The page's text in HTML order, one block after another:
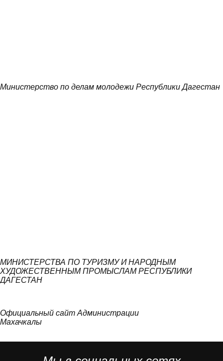
Министерство по делам молодежи Республики Дагестан
МИНИСТЕРСТВА ПО ТУРИЗМУ И НАРОДНЫМ
ХУДОЖЕСТВЕННЫМ ПРОМЫСЛАМ РЕСПУБЛИКИ
ДАГЕСТАН
Официальный сайт Администрации
Махачкалы